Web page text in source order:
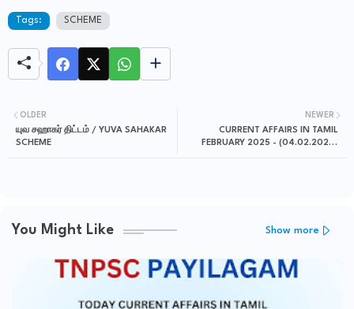
Tags: SCHEME
NEWER
CURRENT AFFAIRS IN TAMIL
FEBRUARY 2025 - (04.02.2025-
OLDER
யுவ சஹாகர் திட்டம் / YUVA SAHAKAR
SCHEME
You Might Like Show more